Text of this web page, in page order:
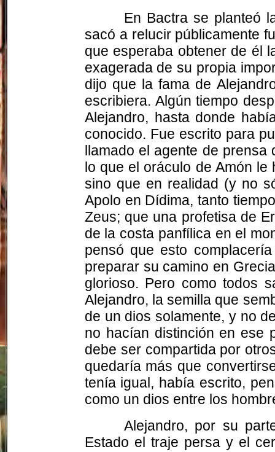
En Bactra se planteó
sacó a relucir públicamente
que esperaba obtener de él
exagerada de su propia
dijo que la fama de
escribiera. Algún tiempo
Alejandro, hasta donde
conocido. Fue escrito para
llamado el agente de prensa
lo que el oráculo de Amón
sino que en realidad (y no
Apolo en Dídima, tanto
Zeus; que una profetisa de
de la costa panfílicaen el
pensó que esto
preparar su camino en
glorioso. Pero como todos
Alejandro, la semilla que
de un dios solamente, y no
no hacían distinción en ese
debe ser compartida por
quedaría más que
tenía igual, había escrito,
como un dios entre los
Alejandro, por su
Estado el traje persa y el